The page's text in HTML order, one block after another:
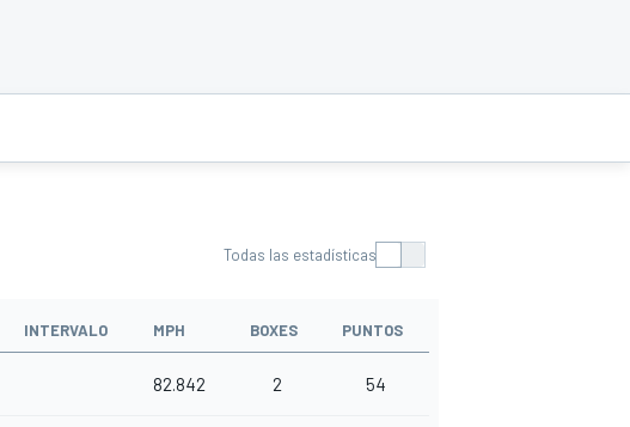
Todas las estadísticas
INTERVALO MPH BOXES PUNTOS
82.842 2 54